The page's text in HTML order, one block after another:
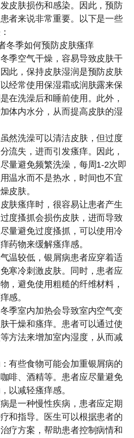
皮肤损伤和感染。因此，预防
者来说非常重要。以下是一些
空气干燥，容易导致皮肤干
此，保持皮肤湿润是预防皮肤
经常使用保湿霜或润肤露来保
在洗澡后和睡前使用。此外，
体内水分，从而提高皮肤的湿
洗澡可以清洁皮肤，但过度
流失，进而引发瘙痒。因此，
量避免频繁洗澡，每周1-2次即
温水而不是热水，时间也不宜
皮肤。
瘙痒时，很容易让患者产生
度搔抓会损伤皮肤，进而导致
量避免过度搔抓，可以使用冷
药物来缓解瘙痒感。
较低，银屑病患者应穿着适
寒冷刺激皮肤。同时，患者应
，避免使用粗糙的纤维材料，
感。
室内加热会导致室内空气变
干燥和瘙痒。患者可以通过使
方法来增加室内湿度，从而减
些食物可能会加重银屑病的
啡、酒精等。患者应尽量避免
以减轻瘙痒感。
一种慢性疾病，患者应定期
和指导。医生可以根据患者的
疗方案，帮助患者控制病情和